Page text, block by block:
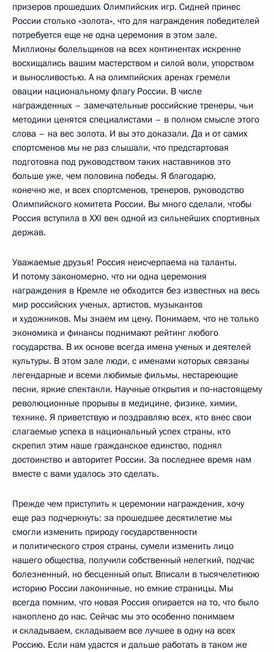
призеров прошедших Олимпийских игр. Сидней принес
России столько «золота», что для награждения победителей
потребуется еще не одна церемония в этом зале.
Миллионы болельщиков на всех континентах искренне
восхищались вашим мастерством и силой воли, упорством
и выносливостью. А на олимпийских аренах гремели
овации национальному флагу России. В числе
награжденных – замечательные российские тренеры, чьи
методики ценятся специалистами – в полном смысле этого
слова – на вес золота. И вы это доказали. Да и от самих
спортсменов мы не раз слышали, что предстартовая
подготовка под руководством таких наставников это
больше уже, чем половина победы. Я благодарю,
конечно же, и всех спортсменов, тренеров, руководство
Олимпийского комитета России. Вы много сделали, чтобы
Россия вступила в XXI век одной из сильнейших спортивных
держав.
Уважаемые друзья! Россия неисчерпаема на таланты.
И потому закономерно, что ни одна церемония
награждения в Кремле не обходится без известных на весь
мир российских ученых, артистов, музыкантов
и художников. Мы знаем им цену. Понимаем, что не только
экономика и финансы поднимают рейтинг любого
государства. В их основе всегда имена ученых и деятелей
культуры. В этом зале люди, с именами которых связаны
легендарные и всеми любимые фильмы, нестареющие
песни, яркие спектакли. Научные открытия и по‑настоящему
революционные прорывы в медицине, физике, химии,
технике. Я приветствую и поздравляю всех, кто внес свои
слагаемые успеха в национальный успех страны, кто
скрепил этим наше гражданское единство, поднял
достоинство и авторитет России. За последнее время нам
вместе с вами удалось это сделать.
Прежде чем приступить к церемонии награждения, хочу
еще раз подчеркнуть: за прошедшее десятилетие мы
смогли изменить природу государственности
и политического строя страны, сумели изменить лицо
нашего общества, получили собственный нелегкий, подчас
болезненный, но бесценный опыт. Вписали в тысячелетнюю
историю России лаконичные, но емкие страницы. Мы
всегда помним, что новая Россия опирается на то, что было
накоплено до нас. Сейчас мы это особенно понимаем
и складываем, складываем все лучшее в одну на всех
Россию. Если нам удастся и дальше работать в таком же